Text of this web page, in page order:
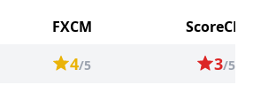
FXCM
ScoreCM
4/5 3/5